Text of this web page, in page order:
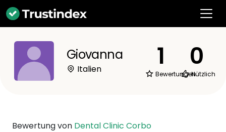
Giovanna
Italien 1
Bewertungen
0
Nützlich
Bewertung von Dental Clinic Corbo